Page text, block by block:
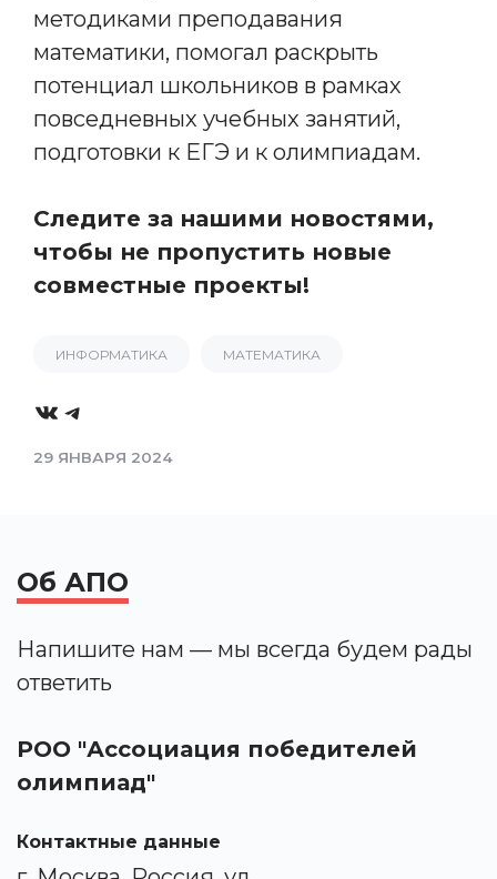
методиками преподавания
математики, помогал раскрыть
потенциал школьников в рамках
повседневных учебных занятий,
подготовки к ЕГЭ и к олимпиадам.
Следите за нашими новостями,
чтобы не пропустить новые
совместные проекты!
ИНФОРМАТИКА МАТЕМАТИКА
VKTelegram
29 ЯНВАРЯ 2024
Об АПО
Напишите нам — мы всегда будем рады
ответить
РОО "Ассоциация победителей
олимпиад"
Контактные данные